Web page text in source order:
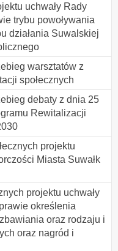
uchwały Rady
trybu powoływania
działania Suwalskiej
warsztatów z
społecznych
debaty z dnia 25
Rewitalizacji
projektu
Miasta Suwałk
projektu uchwały
określenia
oraz rodzaju i
oraz nagród i